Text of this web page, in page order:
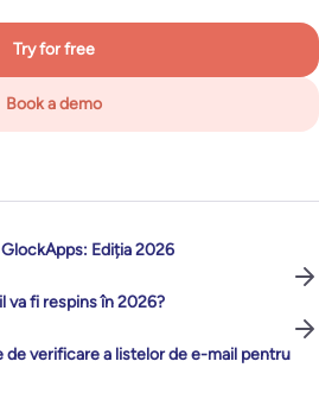
Try for free
Book a demo
Ediția 2026
va fi respins în 2026?
verificare a listelor de e-mail pentru